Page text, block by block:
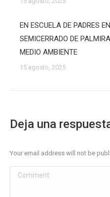
EN ESCUELA DE PADRES
SEMICERRADO DE
MEDIO AMBIENTE
15 agosto, 2025
Deja una
Your email address will not be
Comment